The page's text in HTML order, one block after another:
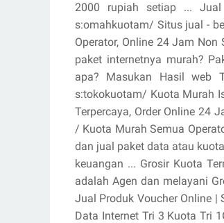
2000 rupiah setiap ...
s:omahkuotam/ Situs jual -
Operator, Online 24 Jam
paket internetnya murah?
apa? Masukan Hasil web
s:tokokuotam/ Kuota Murah
Terpercaya, Order Online 24
/ Kuota Murah Semua
dan jual paket data atau
keuangan ... Grosir Kuota
adalah Agen dan melayani
Jual Produk Voucher Online |
Data Internet Tri 3 Kuota Tri